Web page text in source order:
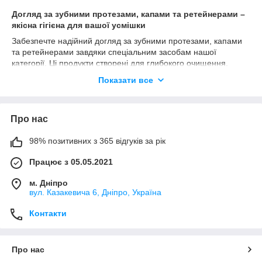
Догляд за зубними протезами, капами та ретейнерами –
якісна гігієна для вашої усмішки
Забезпечте надійний догляд за зубними протезами, капами
та ретейнерами завдяки спеціальним засобам нашої
категорії. Ці продукти створені для глибокого очищення,
зберігаючи ваші ортодонтичні конструкції у відмінному стані.
Очищуючі таблетки та розчини:
ретейнерів, надаючи їм свіжість і сяючий вигляд.
розроблені щітки та інструменти допомагають ретельно
очистити важкодоступні місця, зберігаючи гігієну та
комфорт.
бактерій, що можуть викликати неприємний запах або
Показати все
Про нас
98% позитивних з 365 відгуків за рік
Працює з 05.05.2021
м. Дніпро
вул. Казакевича 6, Дніпро, Україна
Контакти
Про нас